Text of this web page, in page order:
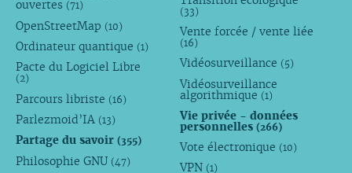
ouvertes (71)
OpenStreetMap (10)
Ordinateur quantique (1)
Pacte du Logiciel Libre
(2)
Parcours libriste (16)
Parlezmoid’IA (13)
Partage du savoir (355)
Philosophie GNU (47)
(33)
Vente forcée / vente liée
(16)
Vidéosurveillance (5)
Vidéosurveillance
algorithmique (1)
Vie privée - données
personnelles(266)
Vote électronique (10)
VPN (1)